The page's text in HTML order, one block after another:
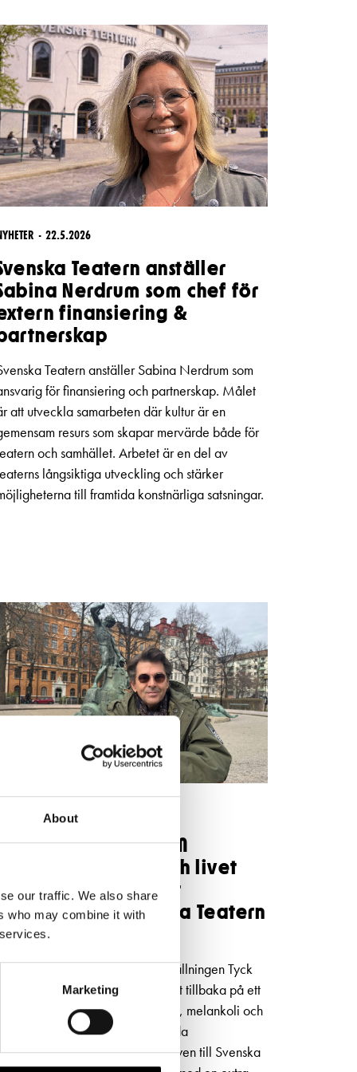
About
our traffic. We also share
who may combine it with
Marketing
Press
Jobba hos oss
Nyhetsbrev
Svenska Teatern Live
22.5.2026
Teatern anställer
Nerdrum som chef för
finansiering &
Teatern anställer Sabina Nerdrum som
för finansiering och partnerskap. Målet
att utveckla samarbeten där kultur är en
resurs som skapar mervärde både för
och samhället. Arbetet är en del av
långsiktiga utveckling och stärker
till framtida konstnärliga satsningar.
5.5.2026
Strömstedt OM
kärleken, Finland och livet
låtarna inför
på Svenska Teatern
i höst
I den självbiografiska musikföreställningen Tyck
OM mig blickar Niklas Strömstedt tillbaka på ett
långt liv i rampljuset – med humor, melankoli och
oväntad öppenhet. Efter 80 utsålda
kommer succéshowen till Svenska